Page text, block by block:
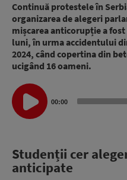
Continuă protestele în
organizarea de alegeri
mișcarea anticorupție a
luni, în urma accidentului
2024, când copertina din
ucigând 16 oameni.
Audio
Player
00:00
Studenții cer
anticipate